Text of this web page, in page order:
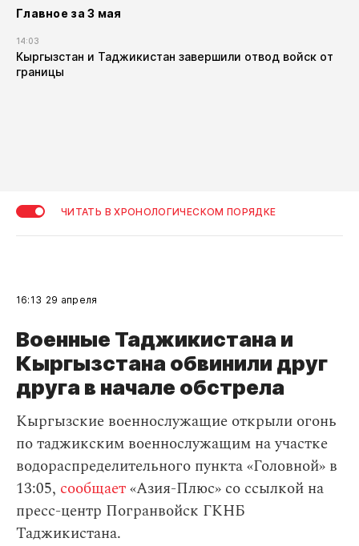
Главное за 3 мая
14:03
Кыргызстан и Таджикистан завершили отвод войск от
границы
ЧИТАТЬ В ХРОНОЛОГИЧЕСКОМ ПОРЯДКЕ
16:13 29 апреля
Военные Таджикистана и
Кыргызстана обвинили друг
друга в начале обстрела
Кыргызские военнослужащие открыли огонь
по таджикским военнослужащим на участке
водораспределительного пункта «Головной» в
13:05, сообщает«Азия-Плюс» со ссылкой на
пресс-центр Погранвойск ГКНБ
Таджикистана.